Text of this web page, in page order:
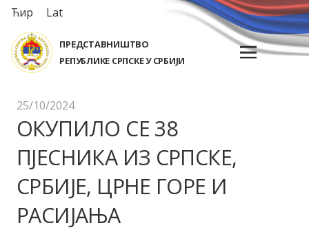
Ћир Lat
ПРЕДСТАВНИШТВО
РЕПУБЛИКЕ СРПСКЕ У СРБИЈИ
25/10/2024
ОКУПИЛО СЕ 38
ПЈЕСНИКА ИЗ СРПСКЕ,
СРБИЈЕ, ЦРНЕ ГОРЕ И
РАСИЈАЊА